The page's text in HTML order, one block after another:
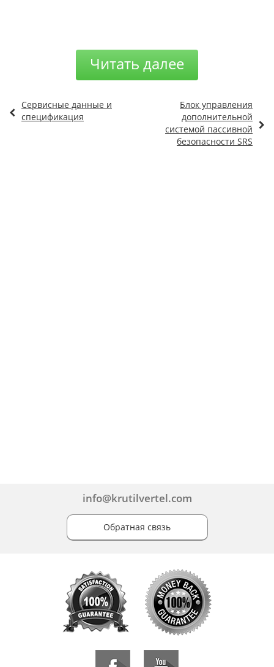
Читать далее
Сервисные данные и
спецификация
Блок управления
дополнительной
системой пассивной
безопасности SRS
info@krutilvertel.com
Обратная связь